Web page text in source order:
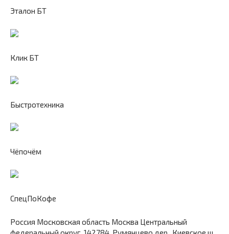
Эталон БТ
Клик БТ
Быстротехника
Чёпочём
СпецПоКофе
Россия Московская область Москва Центральный